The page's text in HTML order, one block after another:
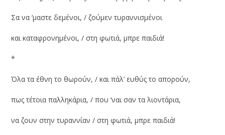
Σα να ’μαστε δεμένοι, / ζούμεν τυραννισμένοι
και καταφρονημένοι, / στη φωτιά, μπρε παιδιά!
*
Όλα τα έθνη το θωρούν, / και πάλ’ ευθύς το απορούν,
πως τέτοια παλληκάρια, / που ‘ναι σαν τα λιοντάρια,
να ζουν στην τυραννίαν / στη φωτιά, μπρε παιδιά!